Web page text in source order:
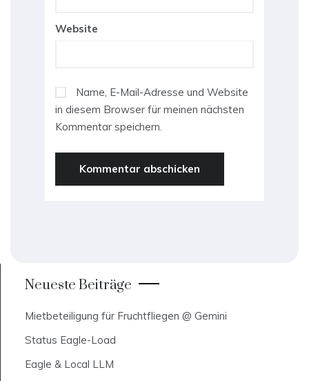
Website
Name, E-Mail-Adresse und Website
in diesem Browser für meinen nächsten
Kommentar speichern.
Neueste Beiträge
Mietbeteiligung für Fruchtfliegen @ Gemini
Status Eagle-Load
Eagle & Local LLM